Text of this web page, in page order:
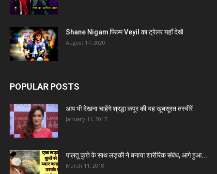
Shane Nigam फिल्म Veyil का ट्रेलर यहाँ देखें
August 17, 2020
POPULAR POSTS
आप भी देखना चाहेंगे श्रद्धा कपूर की यह खूबसूरत तस्वीरें
January 11, 2017
पालतू कुत्ते के साथ लड़की ने बनाया शारीरिक संबंध, आगे हुआ...
March 11, 2018